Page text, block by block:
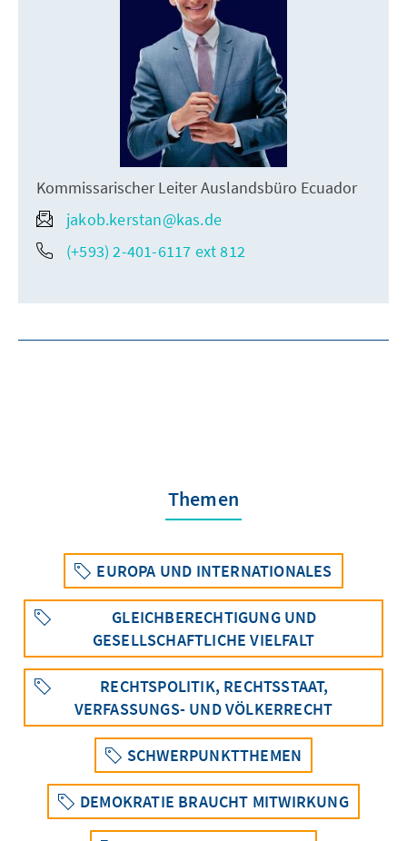
Kommissarischer Leiter Auslandsbüro Ecuador
jakob.kerstan@kas.de
(+593) 2-401-6117 ext 812
Themen
EUROPA UND INTERNATIONALES
GLEICHBERECHTIGUNG UND
GESELLSCHAFTLICHE VIELFALT
RECHTSPOLITIK, RECHTSSTAAT,
VERFASSUNGS- UND VÖLKERRECHT
SCHWERPUNKTTHEMEN
DEMOKRATIE BRAUCHT MITWIRKUNG